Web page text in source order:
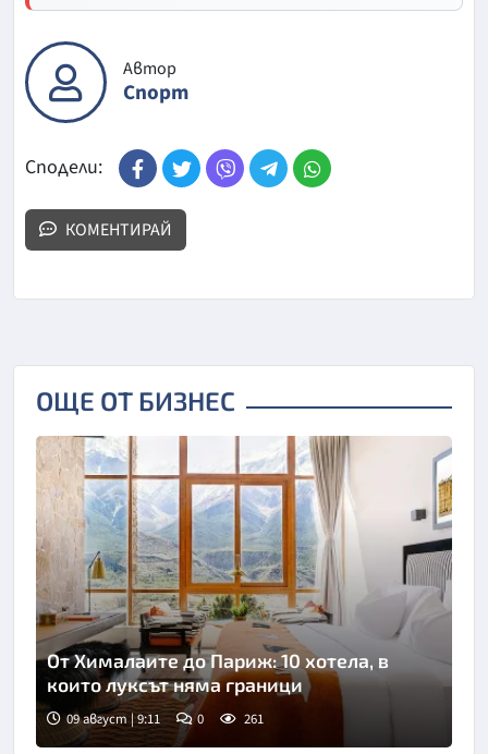
Автор
Спорт
Сподели:
КОМЕНТИРАЙ
ОЩЕ ОТ БИЗНЕС
От Хималаите до Париж: 10 хотела, в
които луксът няма граници
09 август | 9:11 0 261